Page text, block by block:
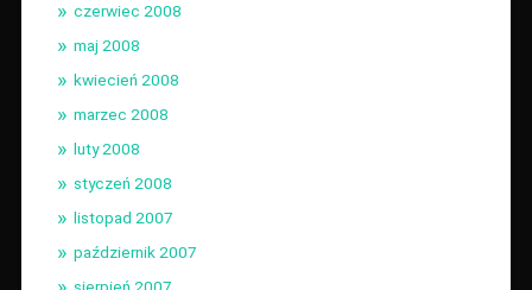
czerwiec 2008
maj 2008
kwiecień 2008
marzec 2008
luty 2008
styczeń 2008
listopad 2007
październik 2007